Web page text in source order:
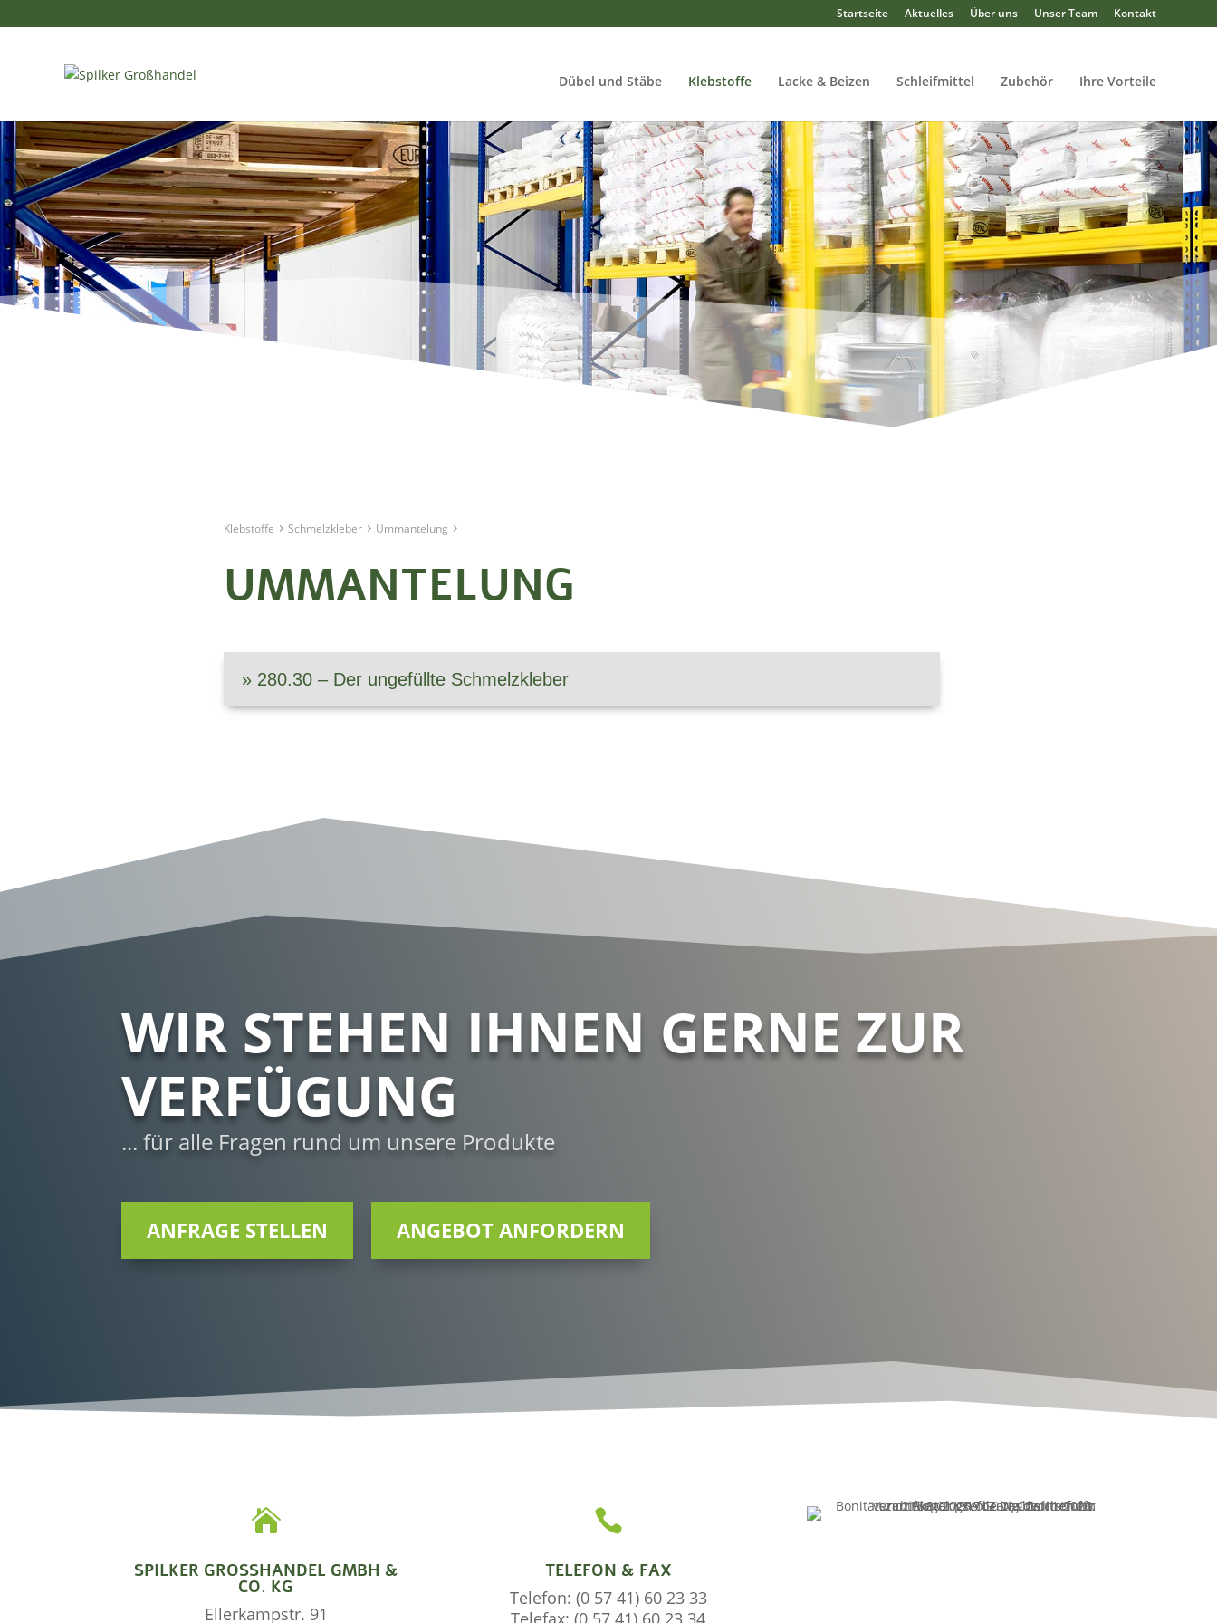
Startseite Aktuelles Über uns Unser Team Kontakt
Dübel und Stäbe Klebstoffe Lacke & Beizen Schleifmittel Zubehör Ihre Vorteile
Klebstoffe › Schmelzkleber› Ummantelung ›
UMMANTELUNG
» 280.30 – Der un­gefüllte Schmelz­kleber
WIR STEHEN IHNEN GERNE ZUR
VERFÜGUNG
... für alle Fragen rund um unsere Produkte
ANFRAGE STELLEN ANGEBOT ANFORDERN

SPILKER GROSSHANDEL GMBH & C
O. KG
Ellerkampstr. 91

TELEFON & FAX
Telefon: (0 57 41) 60 23 33
Telefax: (0 57 41) 60 23 34